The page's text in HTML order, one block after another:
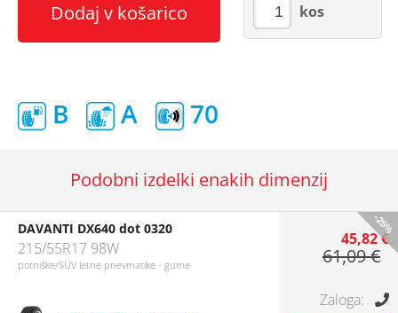
Dodaj v košarico kos
B A 70
Podobni izdelki enakih dimenzij
-25%
DAVANTI DX640 dot 0320
215/55R17 98W
potniške/SUV letne pnevmatike - gume
45,82 €
61,09 €